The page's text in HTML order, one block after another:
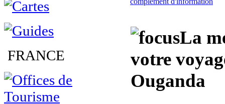
FRANCE
La
votre
Ouganda